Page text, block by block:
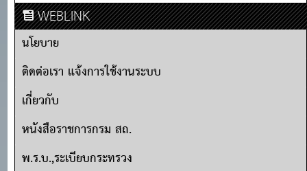
WEBLINK
นโยบาย
ติดต่อเรา แจ้งการใช้งานระบบ
เกี่ยวกับ
หนังสือราชการกรม สถ.
พ.ร.บ.,ระเบียบกระทรวง